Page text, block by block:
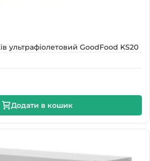
ультрафіолетовий GoodFood KS20
Додати в кошик